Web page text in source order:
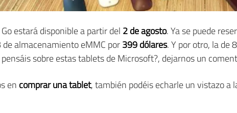
estará disponible a partir del 2 de agosto. Ya se puede
de almacenamiento eMMC por399 dólares. Y por otro, la de
sobre estas tablets de Microsoft?, dejarnos un
en comprar una tablet, también podéis echarle un vistazo a